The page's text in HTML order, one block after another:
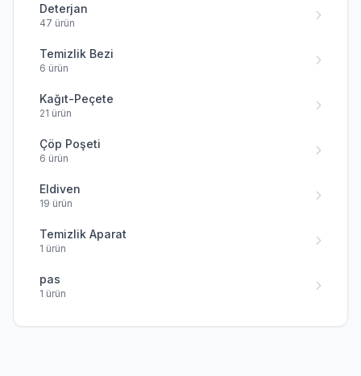
Deterjan
47 ürün
Temizlik Bezi
6 ürün
Kağıt-Peçete
21 ürün
Çöp Poşeti
6 ürün
Eldiven
19 ürün
Temizlik Aparat
1 ürün
pas
1 ürün